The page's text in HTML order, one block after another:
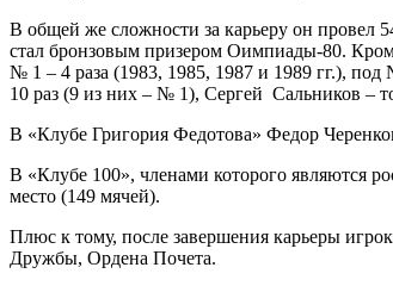
В общей же сложности за карьеру он провел
стал бронзовым призером Оимпиады-80.
№ 1 – 4 раза (1983, 1985, 1987 и 1989 гг.),
10 раз (9 из них – № 1), Сергей Сальников –
В «Клубе Григория Федотова» Федор
В «Клубе 100», членами которого являются
место (149 мячей).
Плюс к тому, после завершения карьеры
Дружбы, Ордена Почета.